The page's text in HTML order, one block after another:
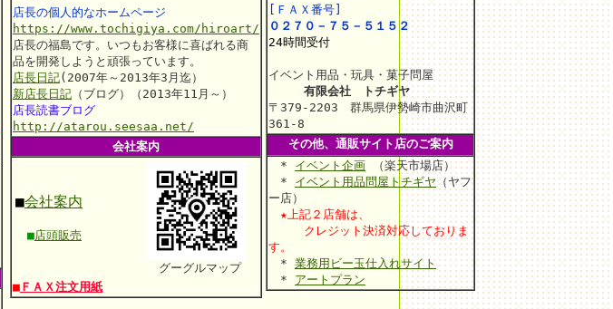
店長の個人的なホームページ
https://www.tochigiya.com/hiroart/
店長の福島です。いつもお客様に喜ばれる商
品を開発しようと頑張っています。
店長日記(2007年～2013年3月迄）
新店長日記 （ブログ）（2013年11月～）
店長読書ブログ
http://atarou.seesaa.net/
会社案内
■会社案内
■店頭販売
グーグルマップ
■ ＦＡＸ注文用紙
ＦＡＸ番号]
０２７０－７５－５１５２
24時間受付
イベント用品・玩具・菓子問屋
有限会社 トチギヤ
〒379-2203 群馬県伊勢崎市曲沢町
361-8
その他、通販サイト店のご案内
* イベント企画 （楽天市場店）
* イベント用品問屋トチギヤ （ヤフ
ー店）
★上記２店舗は、
クレジット決済対応しておりま
す。
* 業務用ビー玉仕入れサイト
* アートプラン